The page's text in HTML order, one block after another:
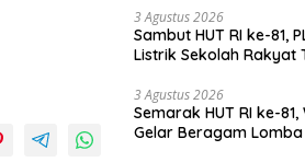
3 Agustus 2026
Sambut HUT RI ke-81,
Listrik Sekolah Rakyat
3 Agustus 2026
Semarak HUT RI ke-
Gelar Beragam